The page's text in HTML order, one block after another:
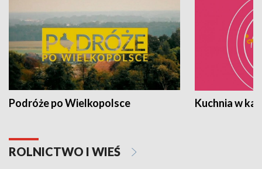
Podróże po Wielkopolsce Kuchnia w
ROLNICTWO I WIEŚ